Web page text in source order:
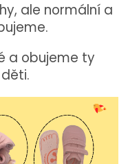
ale normální a
a obujeme ty